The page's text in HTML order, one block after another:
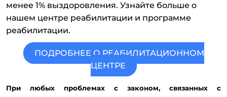
менее 1% выздоровления. Узнайте больше о
нашем центре реабилитации и программе
реабилитации.
ПОДРОБНЕЕ О РЕАБИЛИТАЦИОННОМ
ЦЕНТРЕ
При любых проблемах с законом, связанных с